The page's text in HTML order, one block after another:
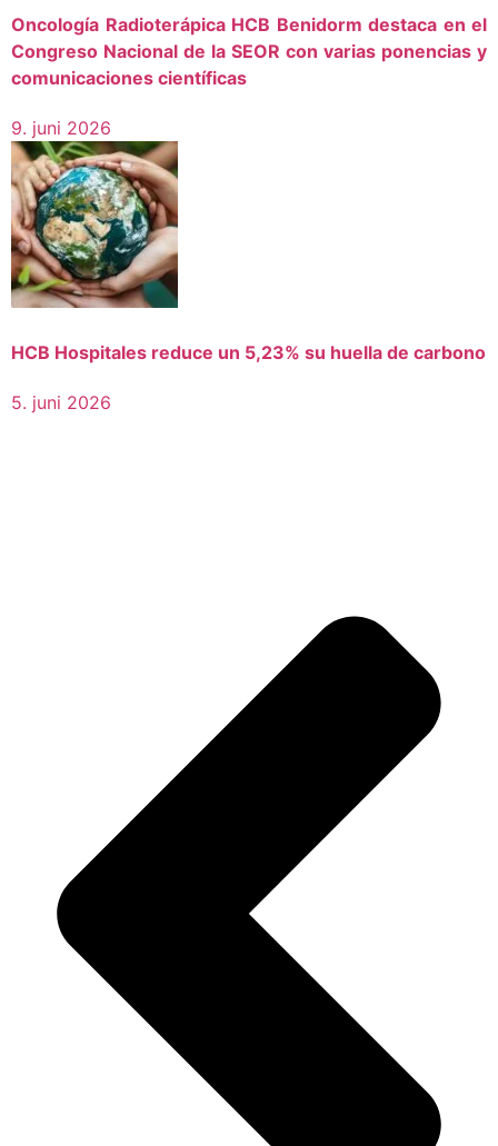
Oncología Radioterápica HCB Benidorm destaca en el
Congreso Nacional de la SEOR con varias ponencias y
comunicaciones científicas
9. juni 2026
HCB Hospitales reduce un 5,23% su huella de carbono
5. juni 2026